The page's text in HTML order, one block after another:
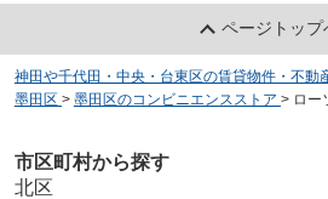
ページトップ
神田や千代田・中央・台東区の賃貸物件・不動
墨田区 > 墨田区のコンビニエンスストア > ロー
市区町村から探す
北区